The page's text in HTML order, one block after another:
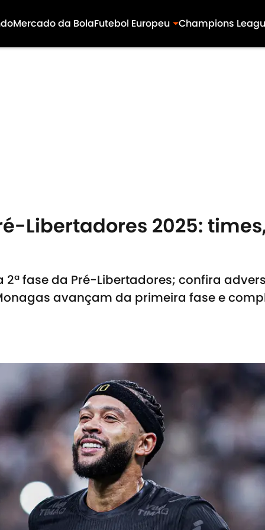
Mercado da BolaFutebol Europeu Champions
Libertadores 2025:
fase da Pré-Libertadores; confira
avançam da primeira fase e